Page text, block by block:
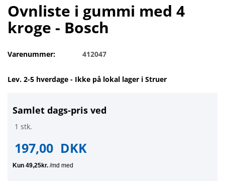
Ovnliste i gummi med 4
kroge - Bosch
Varenummer: 412047
Lev. 2-5 hverdage - Ikke på lokal lager i Struer
Samlet dags-pris ved
1 stk.
197,00 DKK